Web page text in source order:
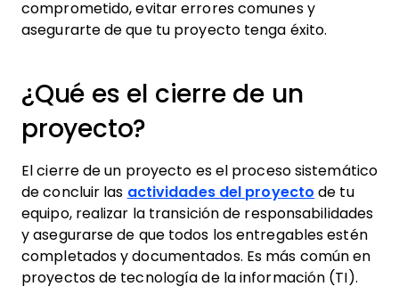
comprometido, evitar errores comunes y
asegurarte de que tu proyecto tenga éxito.
¿Qué es el cierre de un
proyecto?
El cierre de un proyecto es el proceso sistemático
de concluir las actividades del proyecto de tu
equipo, realizar la transición de responsabilidades
y asegurarse de que todos los entregables estén
completados y documentados. Es más común en
proyectos de tecnología de la información (TI).